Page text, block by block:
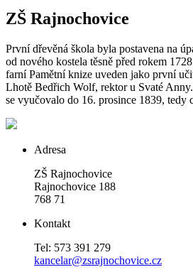
ZŠ Rajnochovice
První dřevěná škola byla postavena na
od nového kostela těsně před rokem
farní Pamětní knize uveden jako první
Lhotě Bedřich Wolf, rektor u Svaté
se vyučovalo do 16. prosince 1839, tedy
Adresa
ZŠ Rajnochovice
Rajnochovice 188
768 71
Kontakt
Tel: 573 391 279
kancelar@zsrajnochovice.cz